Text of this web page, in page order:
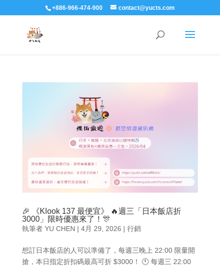
+886-966-474-900 contact@yucts.com
🎉 《Klook 137 最便宜》 🔥週三「日本飯店折
3000」限時優惠來了！🎊
執筆者 YU CHEN | 4月 29, 2026 | 行銷
想訂日本飯店的人可以準備了，每週三晚上 22:00 限量開
搶，本日指定折扣碼最高可折 $3000！ 🕚 每週三 22:00